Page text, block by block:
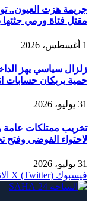
مقتل فتاة ورمي جثتها
1 أغسطس، 2026
زلزال سياسي يهز
حمية يربكان حسابات
31 يوليو، 2026
تخريب ممتلكات
لاحتواء الفوضى وفتح
31 يوليو، 2026
فيسبوك X (Twitter)